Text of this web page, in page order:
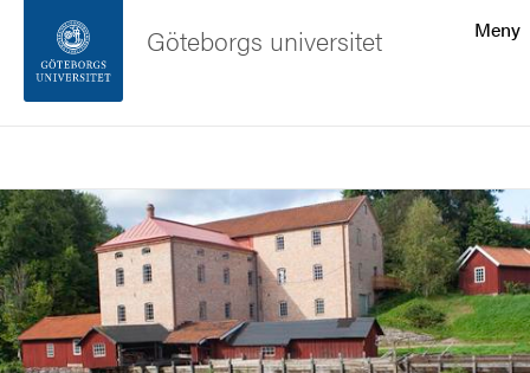
Sidfoten
Om webbplatsen
Meny
Göteborgs universitet
Bild